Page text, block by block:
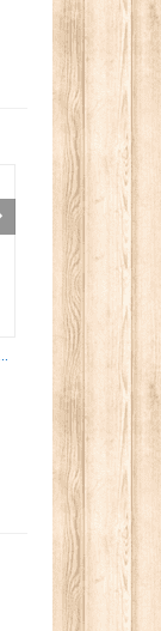
PZKM110A
7,800
8,580 （税込